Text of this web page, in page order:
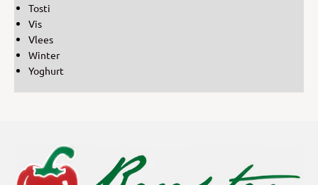
Tosti
Vis
Vlees
Winter
Yoghurt